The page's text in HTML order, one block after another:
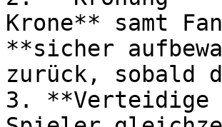
Krone** samt
**sicher
zurück,
3. **Verteidige